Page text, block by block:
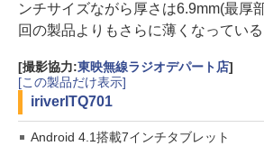
ンチサイズながら厚さは6.9mm(最厚
回の製品よりもさらに薄くなっている
[撮影協力:東映無線ラジオデパート店]
[この製品だけ表示]
iriverITQ701
Android 4.1搭載7インチタブレット